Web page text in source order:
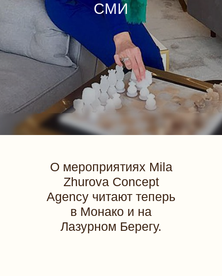
CМИ
О мероприятиях Mila
Zhurova Concept
Agency читают теперь
в Монако и на
Лазурном Берегу.